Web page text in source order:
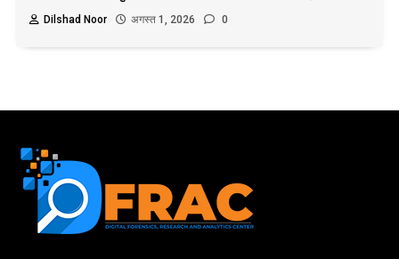
Dilshad Noor
अगस्त 1, 2026 0